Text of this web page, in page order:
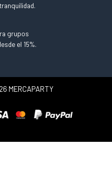
grupos
el 15%.
MERCAPARTY